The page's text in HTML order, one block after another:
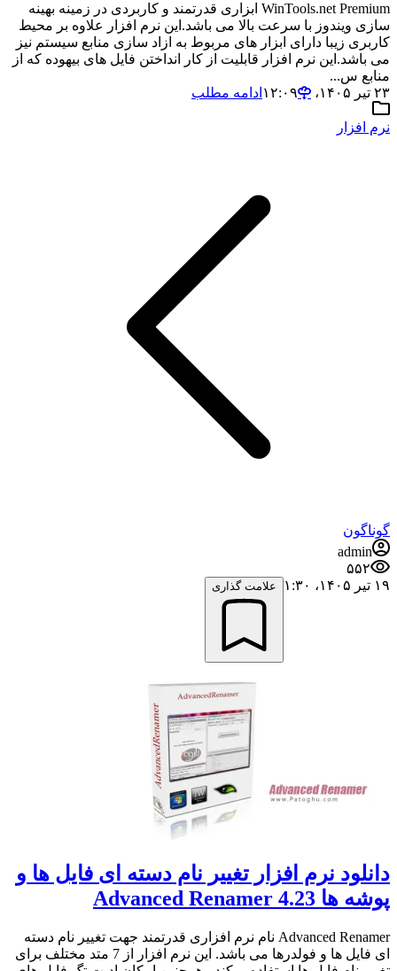
WinTools.net Premium ابزاری قدرتمند و کاربردی در زمینه بهینه
سازی ویندوز با سرعت بالا می باشد.این نرم افزار علاوه بر محیط
کاربری زیبا دارای ابزار های مربوط به ازاد سازی منابع سیستم نیز
می باشد.این نرم افزار قابلیت از کار انداختن فایل های بیهوده که از
منابع س...
۲۳ تیر ۱۴۰۵،‏ ۱۲:۰۹
ادامه مطلب
نرم افزار
گوناگون
admin
۵۵۲
۱۹ تیر ۱۴۰۵،‏ ۱:۳۰
علامت گذاری
دانلود نرم افزار تغییر نام دسته ای فایل ها و
پوشه ها Advanced Renamer 4.23
Advanced Renamer نام نرم افزاری قدرتمند جهت تغییر نام دسته
ای فایل ها و فولدرها می باشد. این نرم افزار از 7 متد مختلف برای